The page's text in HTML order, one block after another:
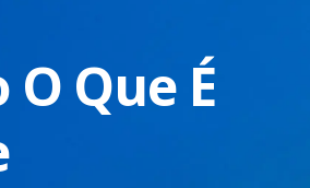
Que É